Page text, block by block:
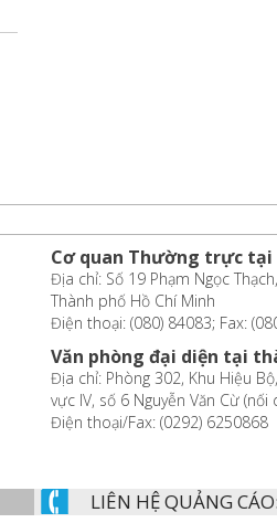
Cơ quan Thường trực tại
Địa chỉ: Số 19 Phạm Ngọc Thạch,
Thành phố Hồ Chí Minh
Điện thoại: (080) 84083; Fax:
Văn phòng đại diện tại
Địa chỉ: Phòng 302, Khu Hiệu
vực IV, số 6 Nguyễn Văn Cừ
Điện thoại/Fax: (0292) 6250868
LIÊN HỆ QUẢNG